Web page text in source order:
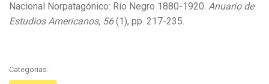
Nacional Norpatagónico: Río Negro 1880-1920. Anuario de
Estudios Americanos, 56(1), pp. 217-235.
Categorias: